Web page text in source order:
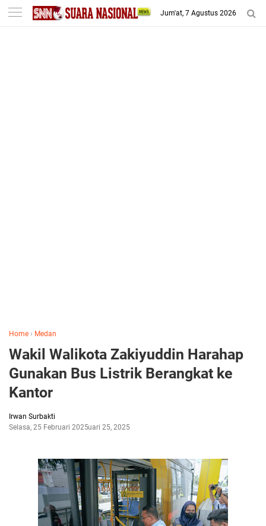
-->
Jum'at, 7 Agustus 2026
Home › Medan
Wakil Walikota Zakiyuddin Harahap
Gunakan Bus Listrik Berangkat ke
Kantor
Irwan Surbakti
Selasa, 25 Februari 2025Februari 25, 2025